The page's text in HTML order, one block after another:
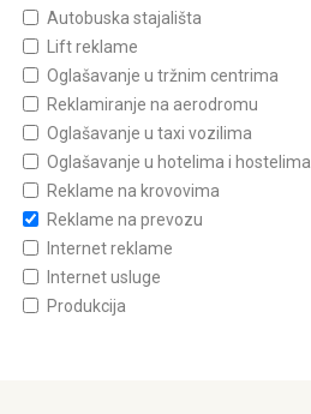
Autobuska stajališta
Lift reklame
Oglašavanje u tržnim centrima
Reklamiranje na aerodromu
Oglašavanje u taxi vozilima
Oglašavanje u hotelima i hostelima
Reklame na krovovima
Reklame na prevozu
Internet reklame
Internet usluge
Produkcija